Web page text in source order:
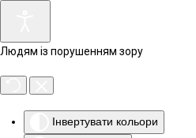
Людям із порушенням зору
Інвертувати кольори